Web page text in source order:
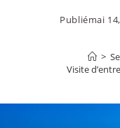
Publiémai
>
Visite